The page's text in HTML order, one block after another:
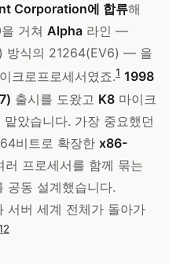
Corporation에 합류해
거쳐 Alpha 라인 —
방식의 21264(EV6) — 을
크로프로세서였죠.1 1998
출시를 도왔고 K8 마이크
았습니다. 가장 중요했던
비트로 확장한 x86-
러 프로세서를 함께 묶는
공동 설계했습니다.
서버 세계 전체가 돌아가
2